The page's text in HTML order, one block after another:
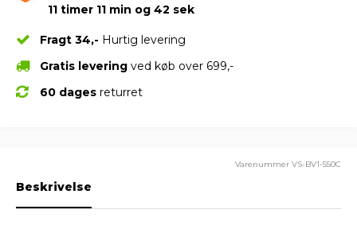
11 timer 11 min og 41 sek
Fragt 34,- Hurtig levering
Gratis levering ved køb over 699,-
60 dages returret
Varenummer VS-BV1-550C
Beskrivelse